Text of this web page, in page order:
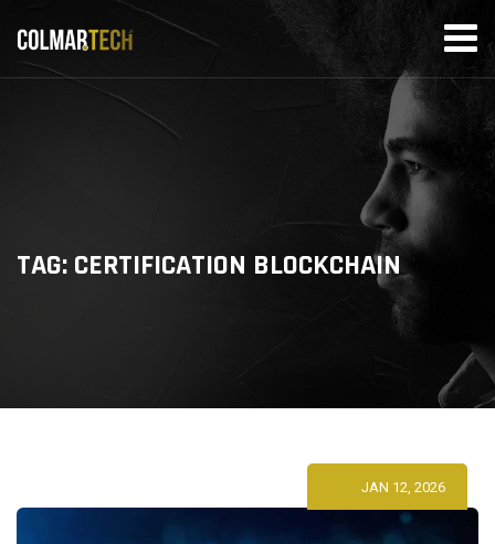
content
TAG: CERTIFICATION BLOCKCHAIN
JAN 12, 2026